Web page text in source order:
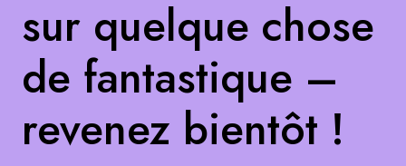
sur quelque chose
de fantastique –
revenez bientôt !